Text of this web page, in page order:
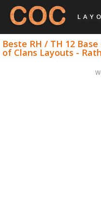
Beste RH / TH 12
of Clans Layouts -